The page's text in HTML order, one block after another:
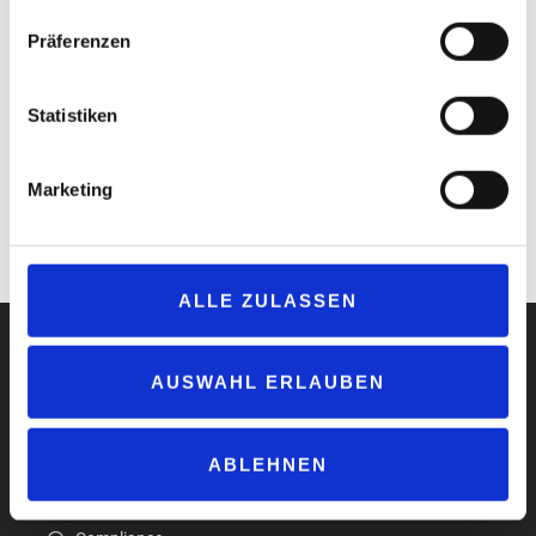
Präferenzen
Statistiken
Marketing
ALLE ZULASSEN
AUSWAHL ERLAUBEN
ABLEHNEN
Das Aluminium-Gehäuse macht die Produkte von Veev laut
hochwertige Haptik sorgen.
werden – im Gegensatz zum Einweg-Vape, der nach der
www.pmi.com